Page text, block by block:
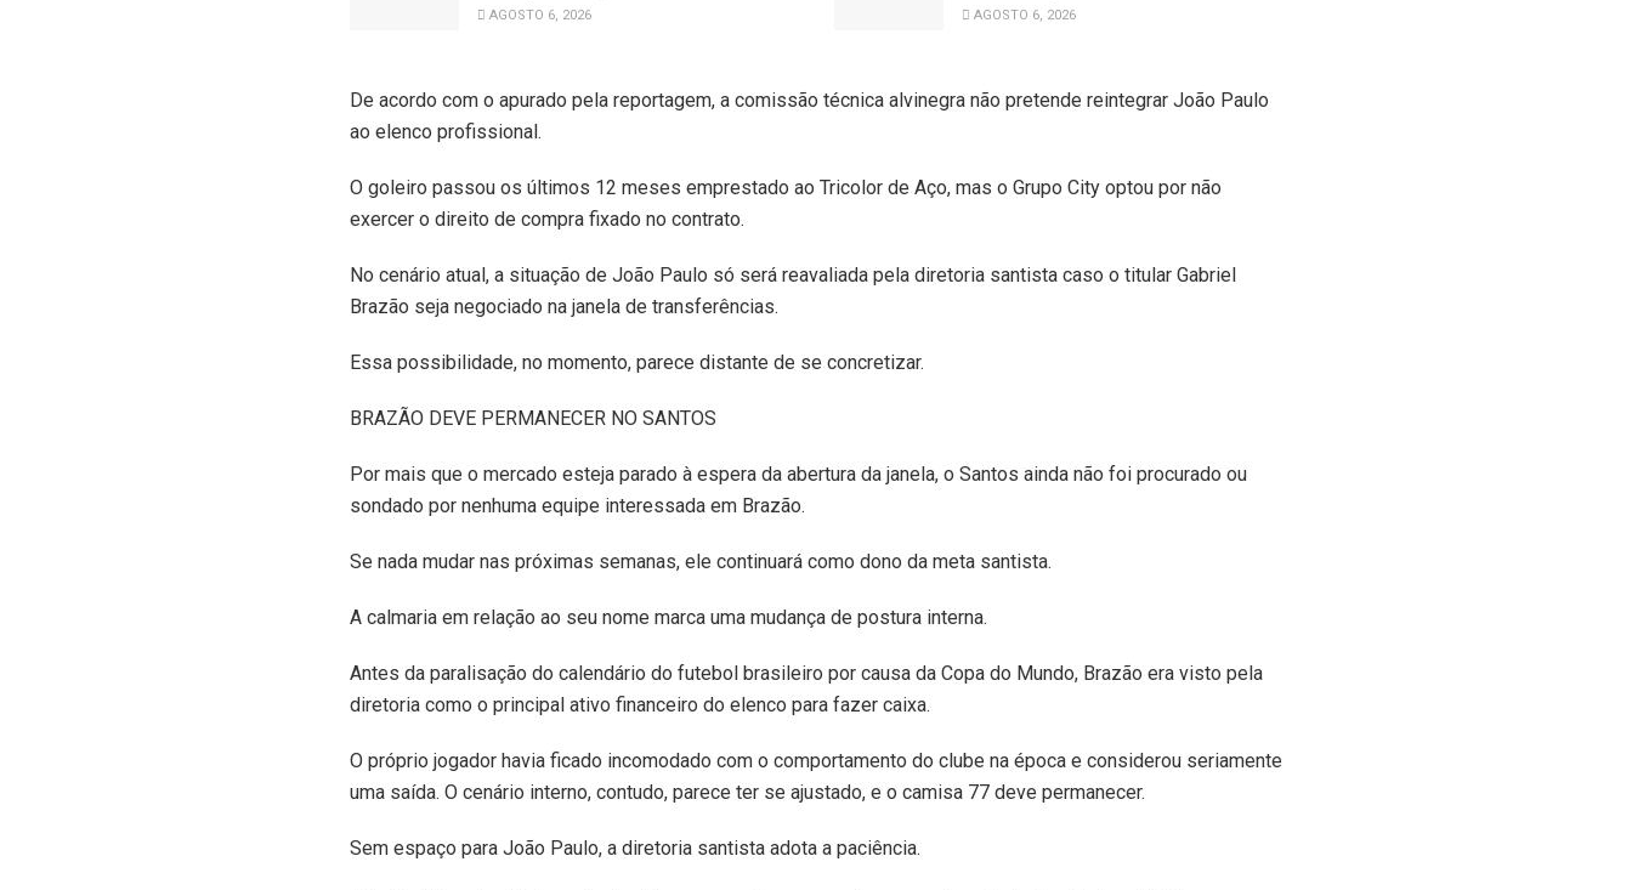
AGOSTO 6, 2026 AGOSTO 6, 2026
De acordo com o apurado pela reportagem, a comissão técnica alvinegra não pretende reintegrar João Paulo
ao elenco profissional.
O goleiro passou os últimos 12 meses emprestado ao Tricolor de Aço, mas o Grupo City optou por não
exercer o direito de compra fixado no contrato.
No cenário atual, a situação de João Paulo só será reavaliada pela diretoria santista caso o titular Gabriel
Brazão seja negociado na janela de transferências.
Essa possibilidade, no momento, parece distante de se concretizar.
BRAZÃO DEVE PERMANECER NO SANTOS
Por mais que o mercado esteja parado à espera da abertura da janela, o Santos ainda não foi procurado ou
sondado por nenhuma equipe interessada em Brazão.
Se nada mudar nas próximas semanas, ele continuará como dono da meta santista.
A calmaria em relação ao seu nome marca uma mudança de postura interna.
Antes da paralisação do calendário do futebol brasileiro por causa da Copa do Mundo, Brazão era visto pela
diretoria como o principal ativo financeiro do elenco para fazer caixa.
O próprio jogador havia ficado incomodado com o comportamento do clube na época e considerou seriamente
uma saída. O cenário interno, contudo, parece ter se ajustado, e o camisa 77 deve permanecer.
Sem espaço para João Paulo, a diretoria santista adota a paciência.